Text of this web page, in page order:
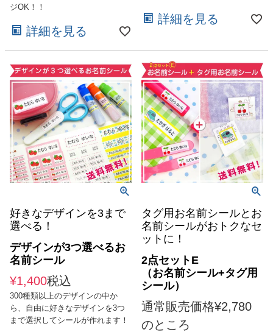
ジOK！！
詳細を見る
詳細を見る
好きなデザインを3まで
選べる！
デザインが3つ選べるお
名前シール
¥1,400税込
300種類以上のデザインの中か
ら、自由に好きなデザインを3つ
まで選択してシールが作れます！
タグ用お名前シールとお
名前シールがおトクなセ
ットに！
2点セットE
（お名前シール+タグ用
シール）
通常販売価格¥2,780
のところ